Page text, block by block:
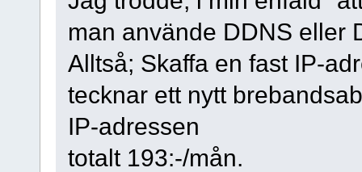
man använde DDNS eller
Alltså; Skaffa en fast IP-
tecknar ett nytt
IP-adressen
totalt 193:-/mån.